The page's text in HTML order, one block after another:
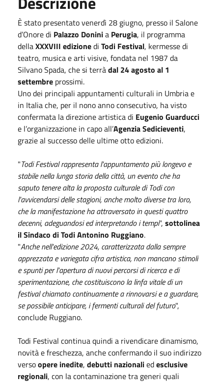
È stato presentato venerdì 28 giugno, presso il Salone
d’Onore di Palazzo Doninia Perugia, il programma
dellaXXXVIII edizionedi Todi Festival, kermesse di
teatro, musica e arti visive, fondata nel 1987 da
Silvano Spada, che si terràdal 24 agosto al 1
settembre prossimi.
Uno dei principali appuntamenti culturali in Umbria e
in Italia che, per il nono anno consecutivo, ha visto
confermata la direzione artistica di Eugenio Guarducci
e l’organizzazione in capo all’Agenzia Sedicieventi,
grazie al successo delle ultime otto edizioni.
"Todi Festival rappresenta l'appuntamento più longevo e
stabile nella lunga storia della città, un evento che ha
saputo tenere alta la proposta culturale di Todi con
l'avvicendarsi delle stagioni, anche molto diverse tra loro,
che la manifestazione ha attraversato in questi quattro
decenni, adeguandosi ed interpretando i tempi", sottolinea
il Sindaco di Todi Antonino Ruggiano.
"Anche nell'edizione 2024, caratterizzata dalla sempre
apprezzata e variegata cifra artistica, non mancano stimoli
e spunti per l'apertura di nuovi percorsi di ricerca e di
sperimentazione, che costituiscono la linfa vitale di un
festival chiamato continuamente a rinnovarsi e a guardare,
se possibile anticipare, i fermenti culturali del futuro",
conclude Ruggiano.
Todi Festival continua quindi a rivendicare dinamismo,
novità e freschezza, anche confermando il suo indirizzo
versoopere inedite, debutti nazionaliedesclusive
regionali, con la contaminazione tra generi quali